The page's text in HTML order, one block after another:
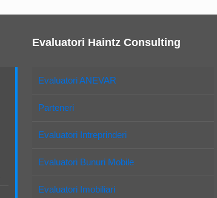
Evaluatori Haintz Consulting
Evaluatori ANEVAR
Parteneri
Evaluatori Intreprinderi
Evaluatori Bunuri Mobile
Evaluatori Imobiliari